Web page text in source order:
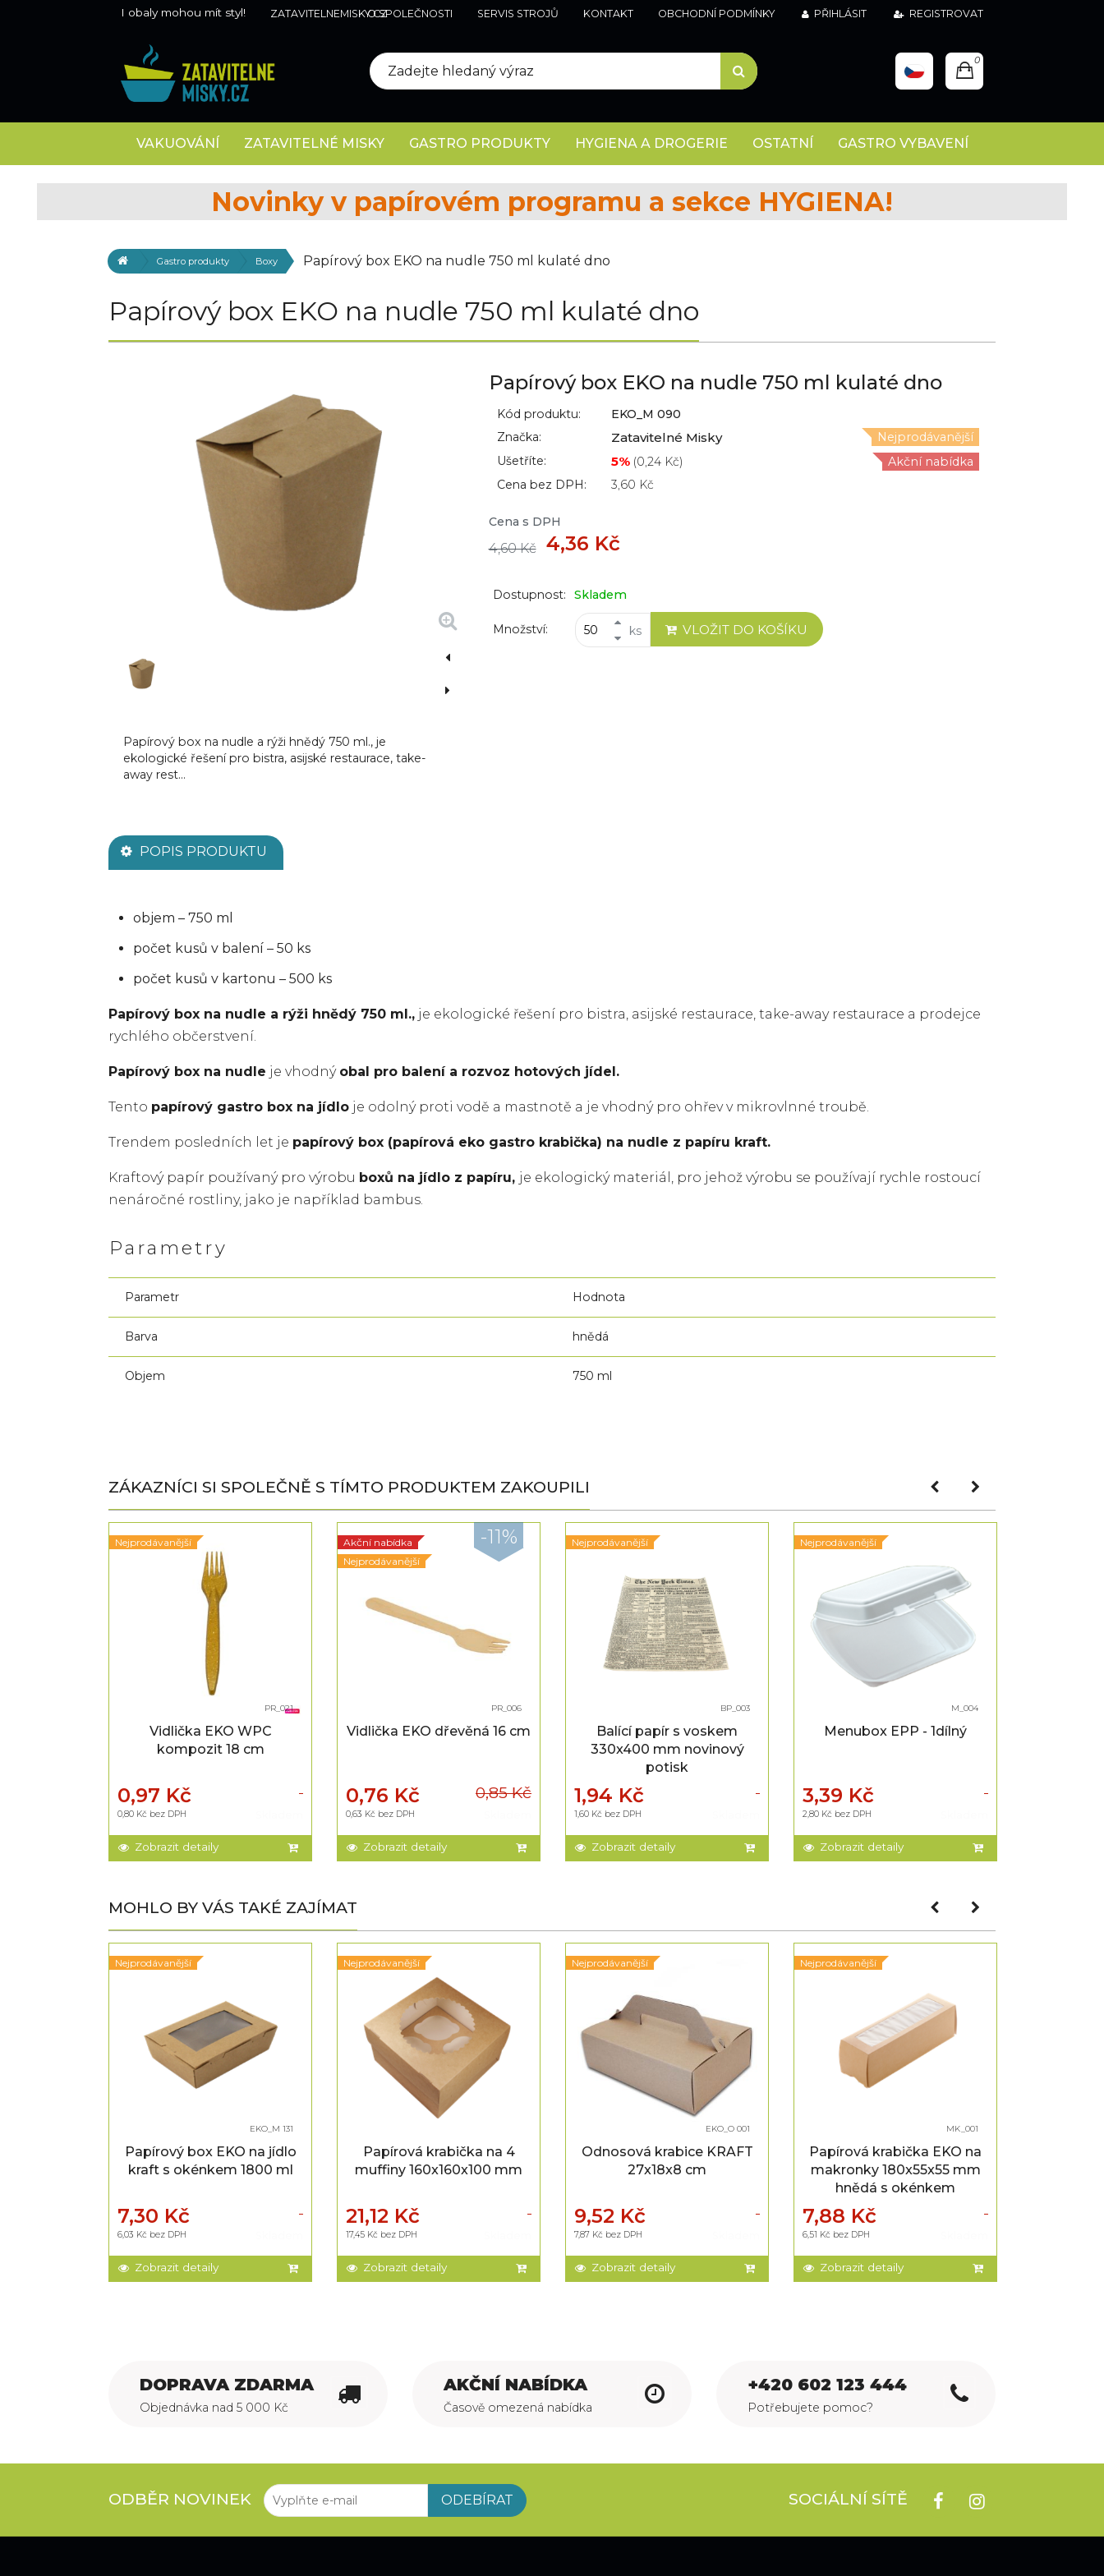
I obaly mohou mít styl! ZATAVITELNEMISKY.CZO SPOLEČNOSTI SERVIS STROJŮ KONTAKT OBCHODNÍ PODMÍNKY PŘIHLÁSIT REGISTROVAT
0
VAKUOVÁNÍ ZATAVITELNÉ MISKY GASTRO PRODUKTY HYGIENA A DROGERIE OSTATNÍ GASTRO VYBAVENÍ
Novinky v papírovém programu a sekce HYGIENA!
Gastro produkty Boxy Papírový box EKO na nudle 750 ml kulaté dno
Papírový box EKO na nudle 750 ml kulaté dno
Papírový box na nudle a rýži hnědý 750 ml., je
ekologické řešení pro bistra, asijské restaurace, take-
away rest...
Papírový box EKO na nudle 750 ml kulaté dno
Nejprodávanější
Akční nabídka
Kód produktu:
EKO_M 090
Značka:
Zatavitelné Misky
Ušetříte: 5% (0,24 Kč)
Cena bez DPH:
3,60 Kč
Cena s DPH
4,60 Kč 4,36 Kč
Dostupnost: Skladem
Množství: ks VLOŽIT DO KOŠÍKU
POPIS PRODUKTU
objem – 750 ml
počet kusů v balení – 50 ks
počet kusů v kartonu – 500 ks
Papírový box na nudle a rýži hnědý 750 ml., je ekologické řešení pro bistra, asijské restaurace, take-away restaurace a prodejce
rychlého občerstvení.
Papírový box na nudle je vhodný obal pro balení a rozvoz hotových jídel.
Tento papírový gastro box na jídlo je odolný proti vodě a mastnotě a je vhodný pro ohřev v mikrovlnné troubě.
Trendem posledních let je papírový box (papírová eko gastro krabička) na nudle z papíru kraft.
Kraftový papír používaný pro výrobu boxů na jídlo z papíru, je ekologický materiál, pro jehož výrobu se používají rychle rostoucí
nenáročné rostliny, jako je například bambus.
Parametry
Parametr Hodnota
Barva hnědá
Objem 750 ml
ZÁKAZNÍCI SI SPOLEČNĚ S TÍMTO PRODUKTEM ZAKOUPILI
Nejprodávanější
PR_021
Vidlička EKO WPC
kompozit 18 cm
0,97 Kč
0,80 Kč bez DPH
Zobrazit detaily
Akční nabídka
Nejprodávanější
PR_006
Vidlička EKO dřevěná 16 cm
-11%
0,85 Kč
0,76 Kč
0,63 Kč bez DPH
Zobrazit detaily
Nejprodávanější
BP_003
Balící papír s voskem
330x400 mm novinový
potisk
1,94 Kč
1,60 Kč bez DPH
Zobrazit detaily
Nejprodávanější
M_004
Menubox EPP - 1dílný
3,39 Kč
2,80 Kč bez DPH
Zobrazit detaily
MOHLO BY VÁS TAKÉ ZAJÍMAT
Nejprodávanější
EKO_M 131
Papírový box EKO na jídlo
kraft s okénkem 1800 ml
7,30 Kč
6,03 Kč bez DPH
Zobrazit detaily
Nejprodávanější
Papírová krabička na 4
muffiny 160x160x100 mm
21,12 Kč
17,45 Kč bez DPH
Zobrazit detaily
Nejprodávanější
EKO_O 001
Odnosová krabice KRAFT
27x18x8 cm
9,52 Kč
7,87 Kč bez DPH
Zobrazit detaily
Nejprodávanější
MK_001
Papírová krabička EKO na
makronky 180x55x55 mm
hnědá s okénkem
7,88 Kč
6,51 Kč bez DPH
Zobrazit detaily
DOPRAVA ZDARMA
Objednávka nad 5 000 Kč
AKČNÍ NABÍDKA
Časově omezená nabídka
+420 602 123 444
Potřebujete pomoc?
ODBĚR NOVINEK SOCIÁLNÍ SÍTĚ